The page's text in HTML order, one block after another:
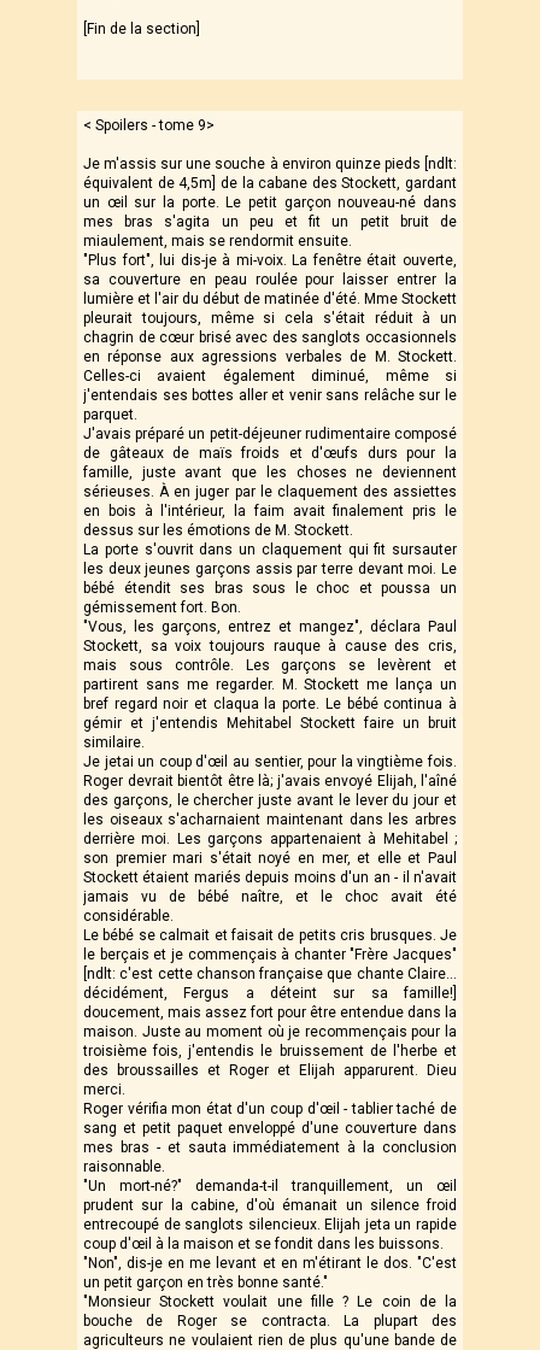
[Fin de la section]
< Spoilers - tome 9>
Je m'assis sur une souche à environ quinze pieds [ndlt:
équivalent de 4,5m] de la cabane des Stockett, gardant
un œil sur la porte. Le petit garçon nouveau-né dans
mes bras s'agita un peu et fit un petit bruit de
miaulement, mais se rendormit ensuite.
"Plus fort", lui dis-je à mi-voix. La fenêtre était ouverte,
sa couverture en peau roulée pour laisser entrer la
lumière et l'air du début de matinée d'été. Mme Stockett
pleurait toujours, même si cela s'était réduit à un
chagrin de cœur brisé avec des sanglots occasionnels
en réponse aux agressions verbales de M. Stockett.
Celles-ci avaient également diminué, même si
j'entendais ses bottes aller et venir sans relâche sur le
parquet.
J'avais préparé un petit-déjeuner rudimentaire composé
de gâteaux de maïs froids et d'œufs durs pour la
famille, juste avant que les choses ne deviennent
sérieuses. À en juger par le claquement des assiettes
en bois à l'intérieur, la faim avait finalement pris le
dessus sur les émotions de M. Stockett.
La porte s'ouvrit dans un claquement qui fit sursauter
les deux jeunes garçons assis par terre devant moi. Le
bébé étendit ses bras sous le choc et poussa un
gémissement fort. Bon.
"Vous, les garçons, entrez et mangez", déclara Paul
Stockett, sa voix toujours rauque à cause des cris,
mais sous contrôle. Les garçons se levèrent et
partirent sans me regarder. M. Stockett me lança un
bref regard noir et claqua la porte. Le bébé continua à
gémir et j'entendis Mehitabel Stockett faire un bruit
similaire.
Je jetai un coup d'œil au sentier, pour la vingtième fois.
Roger devrait bientôt être là; j'avais envoyé Elijah, l'aîné
des garçons, le chercher juste avant le lever du jour et
les oiseaux s'acharnaient maintenant dans les arbres
derrière moi. Les garçons appartenaient à Mehitabel ;
son premier mari s'était noyé en mer, et elle et Paul
Stockett étaient mariés depuis moins d'un an - il n'avait
jamais vu de bébé naître, et le choc avait été
considérable.
Le bébé se calmait et faisait de petits cris brusques. Je
le berçais et je commençais à chanter "Frère Jacques"
[ndlt: c'est cette chanson française que chante Claire...
décidément, Fergus a déteint sur sa famille!]
doucement, mais assez fort pour être entendue dans la
maison. Juste au moment où je recommençais pour la
troisième fois, j'entendis le bruissement de l'herbe et
des broussailles et Roger et Elijah apparurent. Dieu
merci.
Roger vérifia mon état d'un coup d'œil - tablier taché de
sang et petit paquet enveloppé d'une couverture dans
mes bras - et sauta immédiatement à la conclusion
raisonnable.
"Un mort-né?" demanda-t-il tranquillement, un œil
prudent sur la cabine, d'où émanait un silence froid
entrecoupé de sanglots silencieux. Elijah jeta un rapide
coup d'œil à la maison et se fondit dans les buissons.
"Non", dis-je en me levant et en m'étirant le dos. "C'est
un petit garçon en très bonne santé."
"Monsieur Stockett voulait une fille ? Le coin de la
bouche de Roger se contracta. La plupart des
agriculteurs ne voulaient rien de plus qu'une bande de